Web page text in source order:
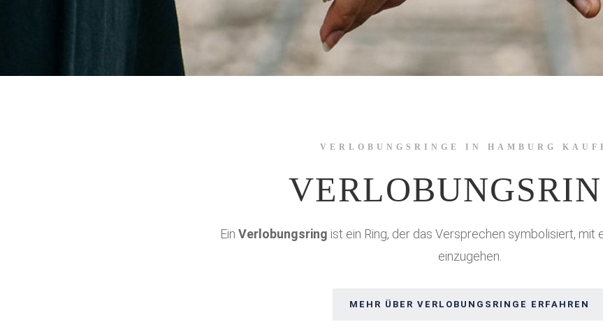
VERLOBUNGSRINGE IN HAMBURG
Ein Verlobungsring ist ein Ring, der das Versprechen symbolisiert, mit
einzugehen.
MEHR ÜBER VERLOBUNGSRINGE ERFAHREN